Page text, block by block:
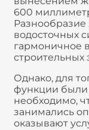
600
водосточных
гармоничное
строительных
Однако, для
функции были
необходимо,
занимались
оказывают